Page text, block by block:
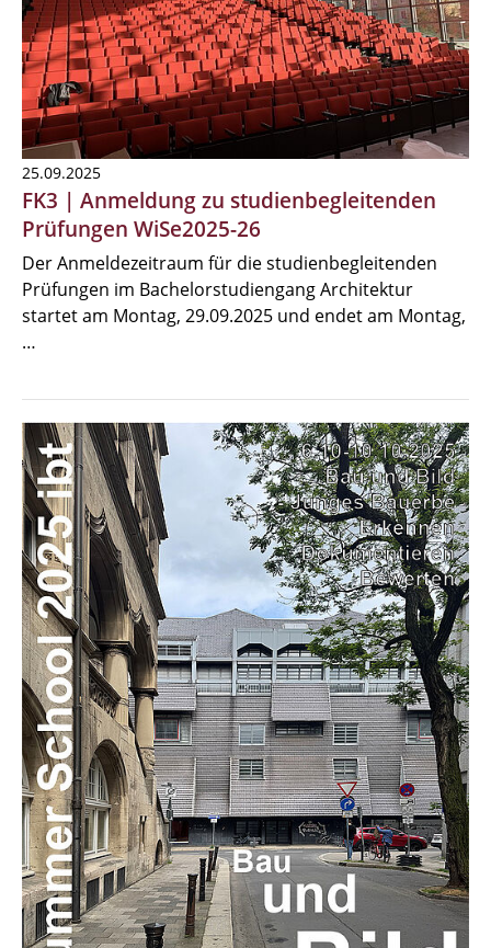
25.09.2025
FK3 | Anmeldung zu studienbegleitenden
Prüfungen WiSe2025-26
Der Anmeldezeitraum für die studienbegleitenden
Prüfungen im Bachelorstudiengang Architektur
startet am Montag, 29.09.2025 und endet am Montag,
…